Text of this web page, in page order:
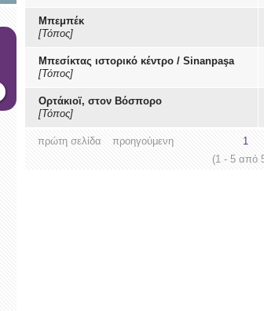
Μπεμπέκ
[Τόπος]
Μπεσίκτας ιστορικό κέντρο / Sinanpaşa
[Τόπος]
Ορτάκιοϊ, στον Βόσπορο
[Τόπος]
πρώτη σελίδα προηγούμενη
1
(1 - 5 από